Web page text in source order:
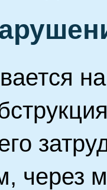
через